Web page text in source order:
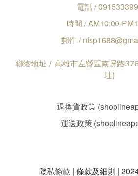
電話 /
時間 / AM10:00-
郵件 /
聯絡地址 / 高雄市左營區南屏路
址)
退換貨政策
運送政策
隱私條款 | 條款及細則 |